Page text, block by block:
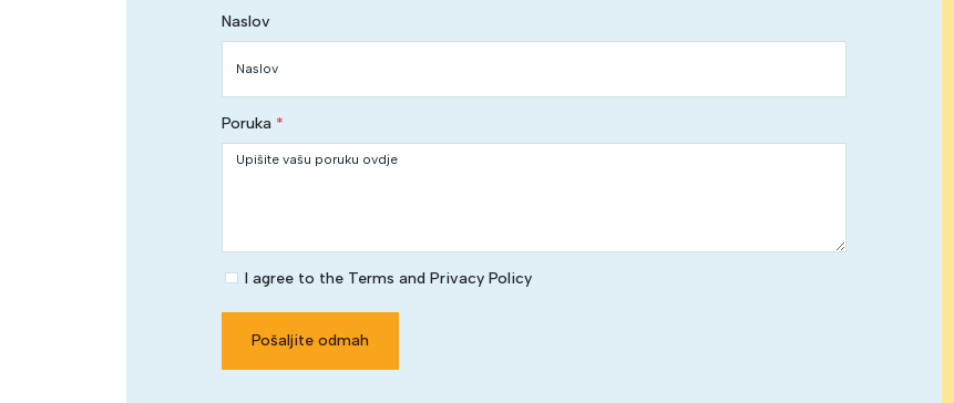
Naslov
Poruka
I agree to the Terms and Privacy Policy
Pošaljite odmah